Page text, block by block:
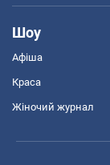
Шоу
Афіша
Краса
Жіночий журнал